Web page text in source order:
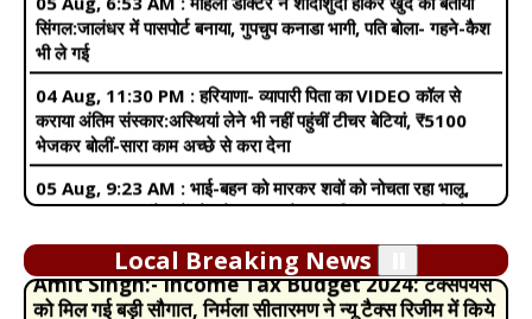
04 Aug, 11:30 PM :हरियाणा- व्यापारी पिता का VIDEO कॉल से
कराया अंतिम संस्कार:अस्थियां लेने भी नहीं पहुंचीं टीचर बेटियां, ₹5100
भेजकर बोलीं-सारा काम अच्छे से करा देना
05 Aug, 9:23 AM :भाई-बहन को मारकर शवों को नोचता रहा भालू,
LIVE VIDEO:कांकेर में खेत में काम करते समय किया हमला, 3 की मौत, 1
गंभीर
05 Aug, 1:17 AM :चलती पेंचवैली एक्सप्रेस के AC कोच में लगी
सुरक्षित निकाला
05 Aug, 5:00 AM :रांची में जंतर-मंतर जैसा धरना, 7 प्रदर्शनकारी
Local Breaking News
Amit Singh:-Pregnancy में इन वजहों से बढ़ जाती है
खुजली की समस्या, नजरअंदाज करने की गलती मां और बच्चे दोनों के
लिए खतरा
Amit Singh:-Income Tax Budget 2024: टैक्सपेयर्स
को मिल गई बड़ी सौगात, निर्मला सीतारमण ने न्यू टैक्स रिजीम में किये
बड़े बदलाव